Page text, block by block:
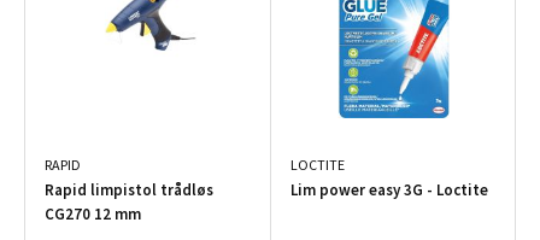
RAPID
Rapid limpistol trådløs
CG270 12 mm
LOCTITE
Lim power easy 3G - Loctite